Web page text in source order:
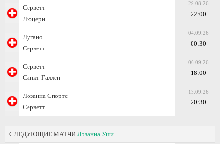
Серветт
Люцерн
29.08.26
22:00
Лугано
Серветт
04.09.26
00:30
Серветт
Санкт-Галлен
06.09.26
18:00
Лозанна Спортс
Серветт
13.09.26
20:30
СЛЕДУЮЩИЕ МАТЧИ Лозанна Уши